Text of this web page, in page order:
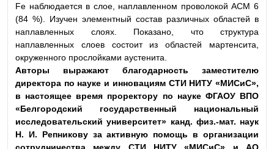
Fe наблюдается в слое, наплавленном проволокой АСМ 6
(84 %). Изучен элементный состав различных областей в
наплавленных слоях. Показано, что структура
наплавленных слоев состоит из областей мартенсита,
окруженного прослойками аустенита.
Авторы выражают благодарность заместителю
директора по науке и инновациям СТИ НИТУ «МИСиС»,
в настоящее время проректору по науке ФГАОУ ВПО
«Белгородский государственный национальный
исследовательский университет» канд. физ.-мат. наук
Н. И. Репникову за активную помощь в организации
сотрудничества между СТИ НИТУ «МИСиС» и АО